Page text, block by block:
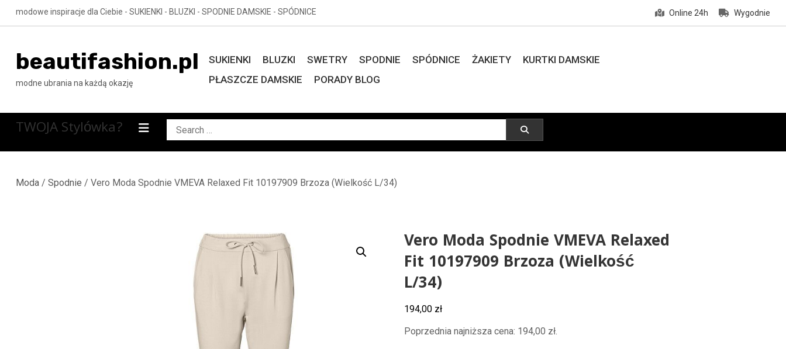
Skip
to
modowe inspiracje dla Ciebie - SUKIENKI - BLUZKI - SPODNIE DAMSKIE - SPÓDNICE Online 24h Wygodnie
beautifashion.pl
modne ubrania na każdą okazję
SUKIENKI BLUZKI SWETRY SPODNIE SPÓDNICE ŻAKIETY
KURTKI DAMSKIE
PŁASZCZE DAMSKIE
PORADY BLOG
TWOJA Stylówka?
Search
for:
Moda/ Spodnie / Vero Moda Spodnie VMEVA Relaxed Fit 10197909 Brzoza (Wielkość L/34)
Vero Moda Spodnie VMEVA Relaxed
Fit 10197909 Brzoza (Wielkość
L/34)
194,00 zł
Poprzednia najniższa cena: 194,00 zł.